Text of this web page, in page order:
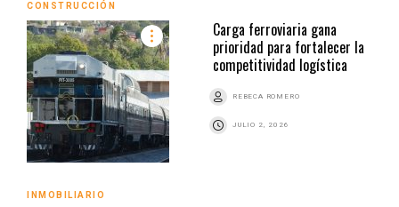
CONSTRUCCIÓN
Carga ferroviaria gana
prioridad para fortalecer la
competitividad logística
REBECA ROMERO
JULIO 2, 2026
INMOBILIARIO